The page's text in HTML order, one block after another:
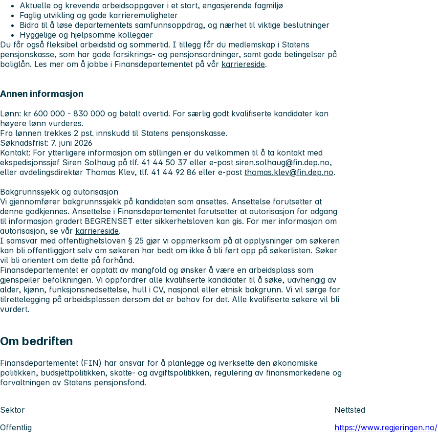
Aktuelle og krevende arbeidsoppgaver i et stort, engasjerende fagmiljø
Faglig utvikling og gode karrieremuligheter
Bidra til å løse departementets samfunnsoppdrag, og nærhet til viktige beslutninger
Hyggelige og hjelpsomme kollegaer
Du får også fleksibel arbeidstid og sommertid. I tillegg får du medlemskap i Statens
pensjonskasse, som har gode forsikrings- og pensjonsordninger, samt gode betingelser på
boliglån. Les mer om å jobbe i Finansdepartementet på vår karriereside.
Annen informasjon
Lønn: kr 600 000 - 830 000 og betalt overtid. For særlig godt kvalifiserte kandidater kan
høyere lønn vurderes.
Fra lønnen trekkes 2 pst. innskudd til Statens pensjonskasse.
Søknadsfrist: 7. juni 2026
Kontakt: For ytterligere informasjon om stillingen er du velkommen til å ta kontakt med
ekspedisjonssjef Siren Solhaug på tlf. 41 44 50 37 eller e-post siren.solhaug@fin.dep.no,
eller avdelingsdirektør Thomas Klev, tlf. 41 44 92 86 eller e-post thomas.klev@fin.dep.no.
Bakgrunnssjekk og autorisasjon
Vi gjennomfører bakgrunnssjekk på kandidaten som ansettes. Ansettelse forutsetter at
denne godkjennes. Ansettelse i Finansdepartementet forutsetter at autorisasjon for adgang
til informasjon gradert BEGRENSET etter sikkerhetsloven kan gis. For mer informasjon om
autorisasjon, se vår karriereside.
I samsvar med offentlighetsloven § 25 gjør vi oppmerksom på at opplysninger om søkeren
kan bli offentliggjort selv om søkeren har bedt om ikke å bli ført opp på søkerlisten. Søker
vil bli orientert om dette på forhånd.
Finansdepartementet er opptatt av mangfold og ønsker å være en arbeidsplass som
gjenspeiler befolkningen. Vi oppfordrer alle kvalifiserte kandidater til å søke, uavhengig av
alder, kjønn, funksjonsnedsettelse, hull i CV, nasjonal eller etnisk bakgrunn. Vi vil sørge for
tilrettelegging på arbeidsplassen dersom det er behov for det. Alle kvalifiserte søkere vil bli
vurdert.
Om bedriften
Finansdepartementet (FIN) har ansvar for å planlegge og iverksette den økonomiske
politikken, budsjettpolitikken, skatte- og avgiftspolitikken, regulering av finansmarkedene og
forvaltningen av Statens pensjonsfond.
Sektor
Offentlig
Nettsted
https://